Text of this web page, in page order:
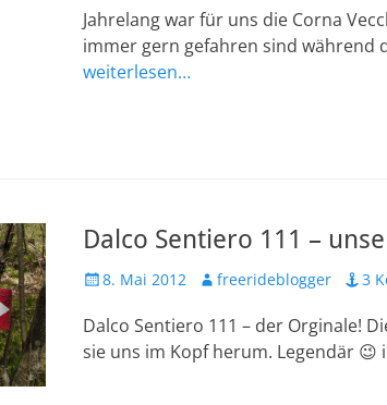
Jahrelang war für uns die Corna
immer gern gefahren sind während
weiterlesen…
Dalco Sentiero 111 –
Veröffentlicht
8. Mai 2012 Autorfreerideblogger 3
Dalco Sentiero 111 – der Orginale!
sie uns im Kopf herum. Legendär 😉